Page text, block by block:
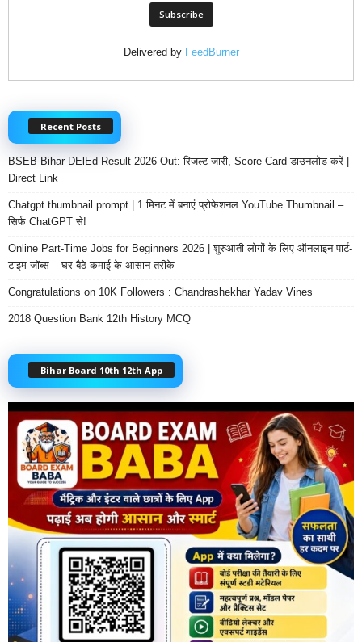
Delivered by FeedBurner
Recent Posts
BSEB Bihar DElEd Result 2026 Out: रिजल्ट जारी, Score Card डाउनलोड करें |
Direct Link
Chatgpt thumbnail prompt | 1 मिनट में बनाएं प्रोफेशनल YouTube Thumbnail –
सिर्फ ChatGPT से!
Online Part-Time Jobs for Beginners 2026 | शुरुआती लोगों के लिए ऑनलाइन पार्ट-
टाइम जॉब्स – घर बैठे कमाई के आसान तरीके
Congratulations on 10K Followers : Chandrashekhar Yadav Vines
2018 Question Bank 12th History MCQ
Bihar Board 10th 12th App